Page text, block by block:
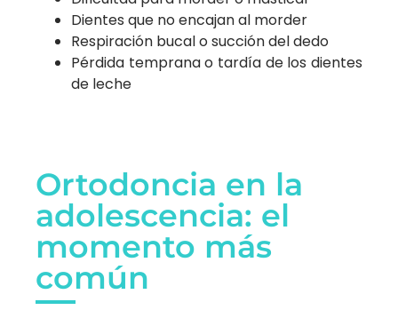
Dientes que no encajan al morder
Respiración bucal o succión del dedo
Pérdida temprana o tardía de los dientes
de leche
Ortodoncia en la
adolescencia: el
momento más
común